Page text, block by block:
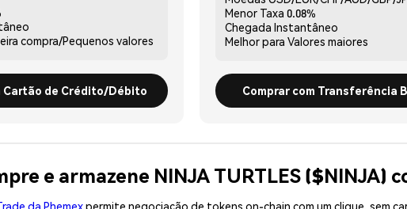
compra/Pequenos valores
Cartão de Crédito/Débito
Menor Taxa 0.08%
Chegada Instantâneo
Melhor para Valores maiores
Comprar com Transferência
e armazene NINJA TURTLES ($NINJA)
da Phemexpermite negociação de tokens on-chain com um clique, sem